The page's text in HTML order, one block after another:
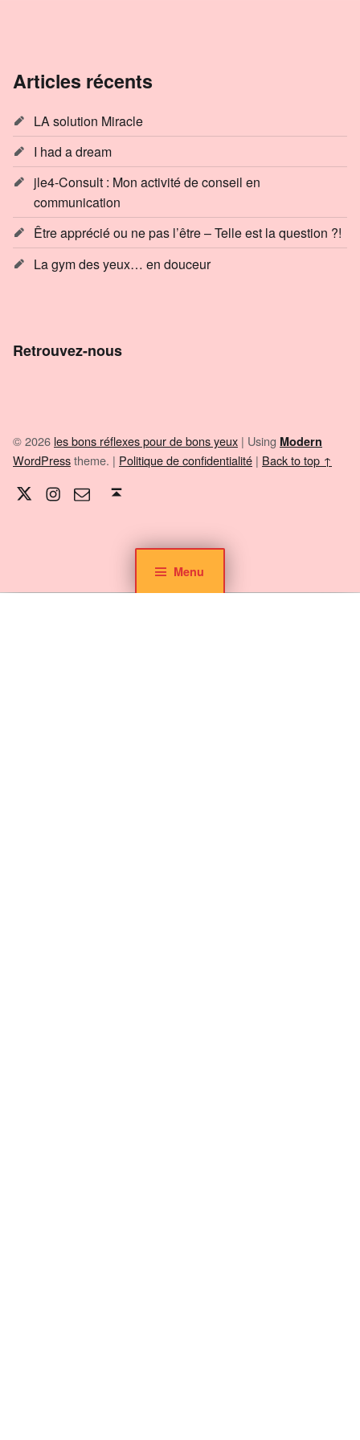
Menu
Articles récents
LA solution Miracle
I had a dream
jle4-Consult : Mon activité de conseil en
communication
Être apprécié ou ne pas l’être – Telle est la question ?!
La gym des yeux… en douceur
Retrouvez-nous
© 2026 les bons réflexes pour de bons yeux | Using Modern
WordPresstheme. | Politique de confidentialité | Back to top ↑